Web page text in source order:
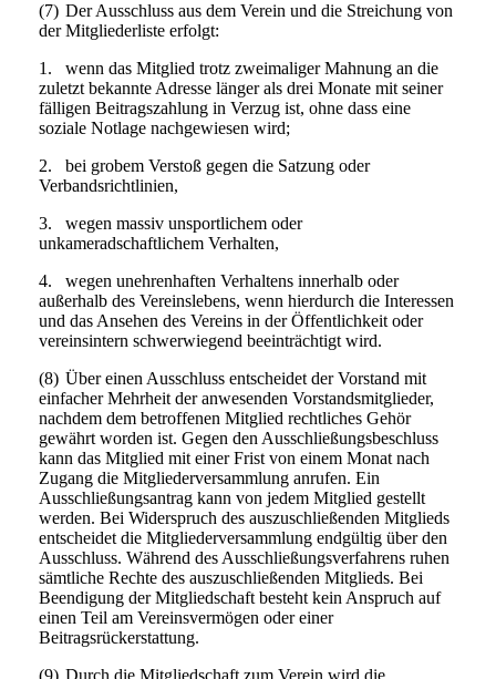
(7) Der Ausschluss aus dem Verein und die Streichung von
der Mitgliederliste erfolgt:
1.
wenn das Mitglied trotz zweimaliger Mahnung an die
zuletzt bekannte Adresse länger als drei Monate mit seiner
fälligen Beitragszahlung in Verzug ist, ohne dass eine
soziale Notlage nachgewiesen wird;
2.
bei grobem Verstoß gegen die Satzung oder
Verbandsrichtlinien,
3.
wegen massiv unsportlichem oder
unkameradschaftlichem Verhalten,
4.
wegen unehrenhaften Verhaltens innerhalb oder
außerhalb des Vereinslebens, wenn hierdurch die Interessen
und das Ansehen des Vereins in der Öffentlichkeit oder
vereinsintern schwerwiegend beeinträchtigt wird.
(8) Über einen Ausschluss entscheidet der Vorstand mit
einfacher Mehrheit der anwesenden Vorstandsmitglieder,
nachdem dem betroffenen Mitglied rechtliches Gehör
gewährt worden ist. Gegen den Ausschließungsbeschluss
kann das Mitglied mit einer Frist von einem Monat nach
Zugang die Mitgliederversammlung anrufen. Ein
Ausschließungsantrag kann von jedem Mitglied gestellt
werden. Bei Widerspruch des auszuschließenden Mitglieds
entscheidet die Mitgliederversammlung endgültig über den
Ausschluss. Während des Ausschließungsverfahrens ruhen
sämtliche Rechte des auszuschließenden Mitglieds. Bei
Beendigung der Mitgliedschaft besteht kein Anspruch auf
einen Teil am Vereinsvermögen oder einer
Beitragsrückerstattung.
(9) Durch die Mitgliedschaft zum Verein wird die